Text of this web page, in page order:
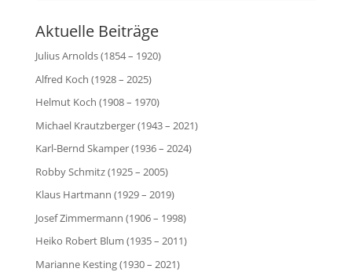
Aktuelle Beiträge
Julius Arnolds (1854 – 1920)
Alfred Koch (1928 – 2025)
Helmut Koch (1908 – 1970)
Michael Krautzberger (1943 – 2021)
Karl-Bernd Skamper (1936 – 2024)
Robby Schmitz (1925 – 2005)
Klaus Hartmann (1929 – 2019)
Josef Zimmermann (1906 – 1998)
Heiko Robert Blum (1935 – 2011)
Marianne Kesting (1930 – 2021)